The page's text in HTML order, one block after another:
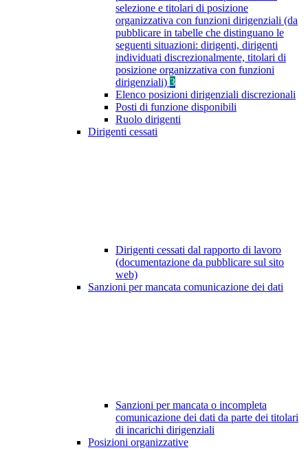
selezione e titolari di posizione
organizzativa con funzioni dirigenziali (da
pubblicare in tabelle che distinguano le
seguenti situazioni: dirigenti, dirigenti
individuati discrezionalmente, titolari di
posizione organizzativa con funzioni
dirigenziali) 3
Elenco posizioni dirigenziali discrezionali
Posti di funzione disponibili
Ruolo dirigenti
Dirigenti cessati
Dirigenti cessati dal rapporto di lavoro
(documentazione da pubblicare sul sito
web)
Sanzioni per mancata comunicazione dei dati
Sanzioni per mancata o incompleta
comunicazione dei dati da parte dei titolari
di incarichi dirigenziali
Posizioni organizzative